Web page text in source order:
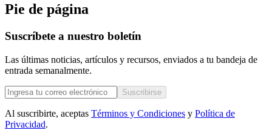
Pie de página
Suscríbete a nuestro boletín
Las últimas noticias, artículos y recursos, enviados a tu bandeja de
entrada semanalmente.
Suscribirse
Al suscribirte, aceptas Términos y Condiciones y Política de
Privacidad.